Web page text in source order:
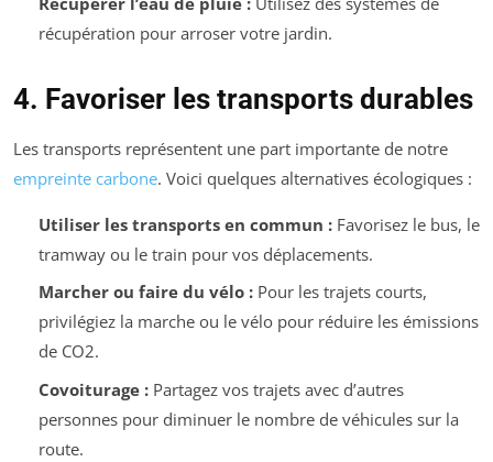
récupération pour arroser votre jardin.
4. Favoriser les transports durables
Les transports représentent une part importante de notre
empreinte carbone. Voici quelques alternatives écologiques :
Utiliser les transports en commun :Favorisez le bus, le
tramway ou le train pour vos déplacements.
Marcher ou faire du vélo :Pour les trajets courts,
privilégiez la marche ou le vélo pour réduire les émissions
de CO2.
Covoiturage :Partagez vos trajets avec d’autres
personnes pour diminuer le nombre de véhicules sur la
route.